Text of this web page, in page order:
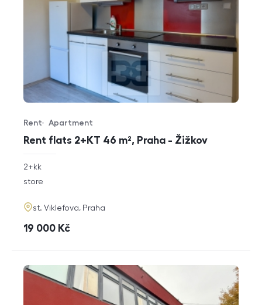
Rent flats 2+KT 46 m², Praha - Žižkov
Offer type
Rent
Property type
Apartment
rozměry
2+kk
funkce
store
adresa
st. Viklefova, Praha
cena
19 000 Kč